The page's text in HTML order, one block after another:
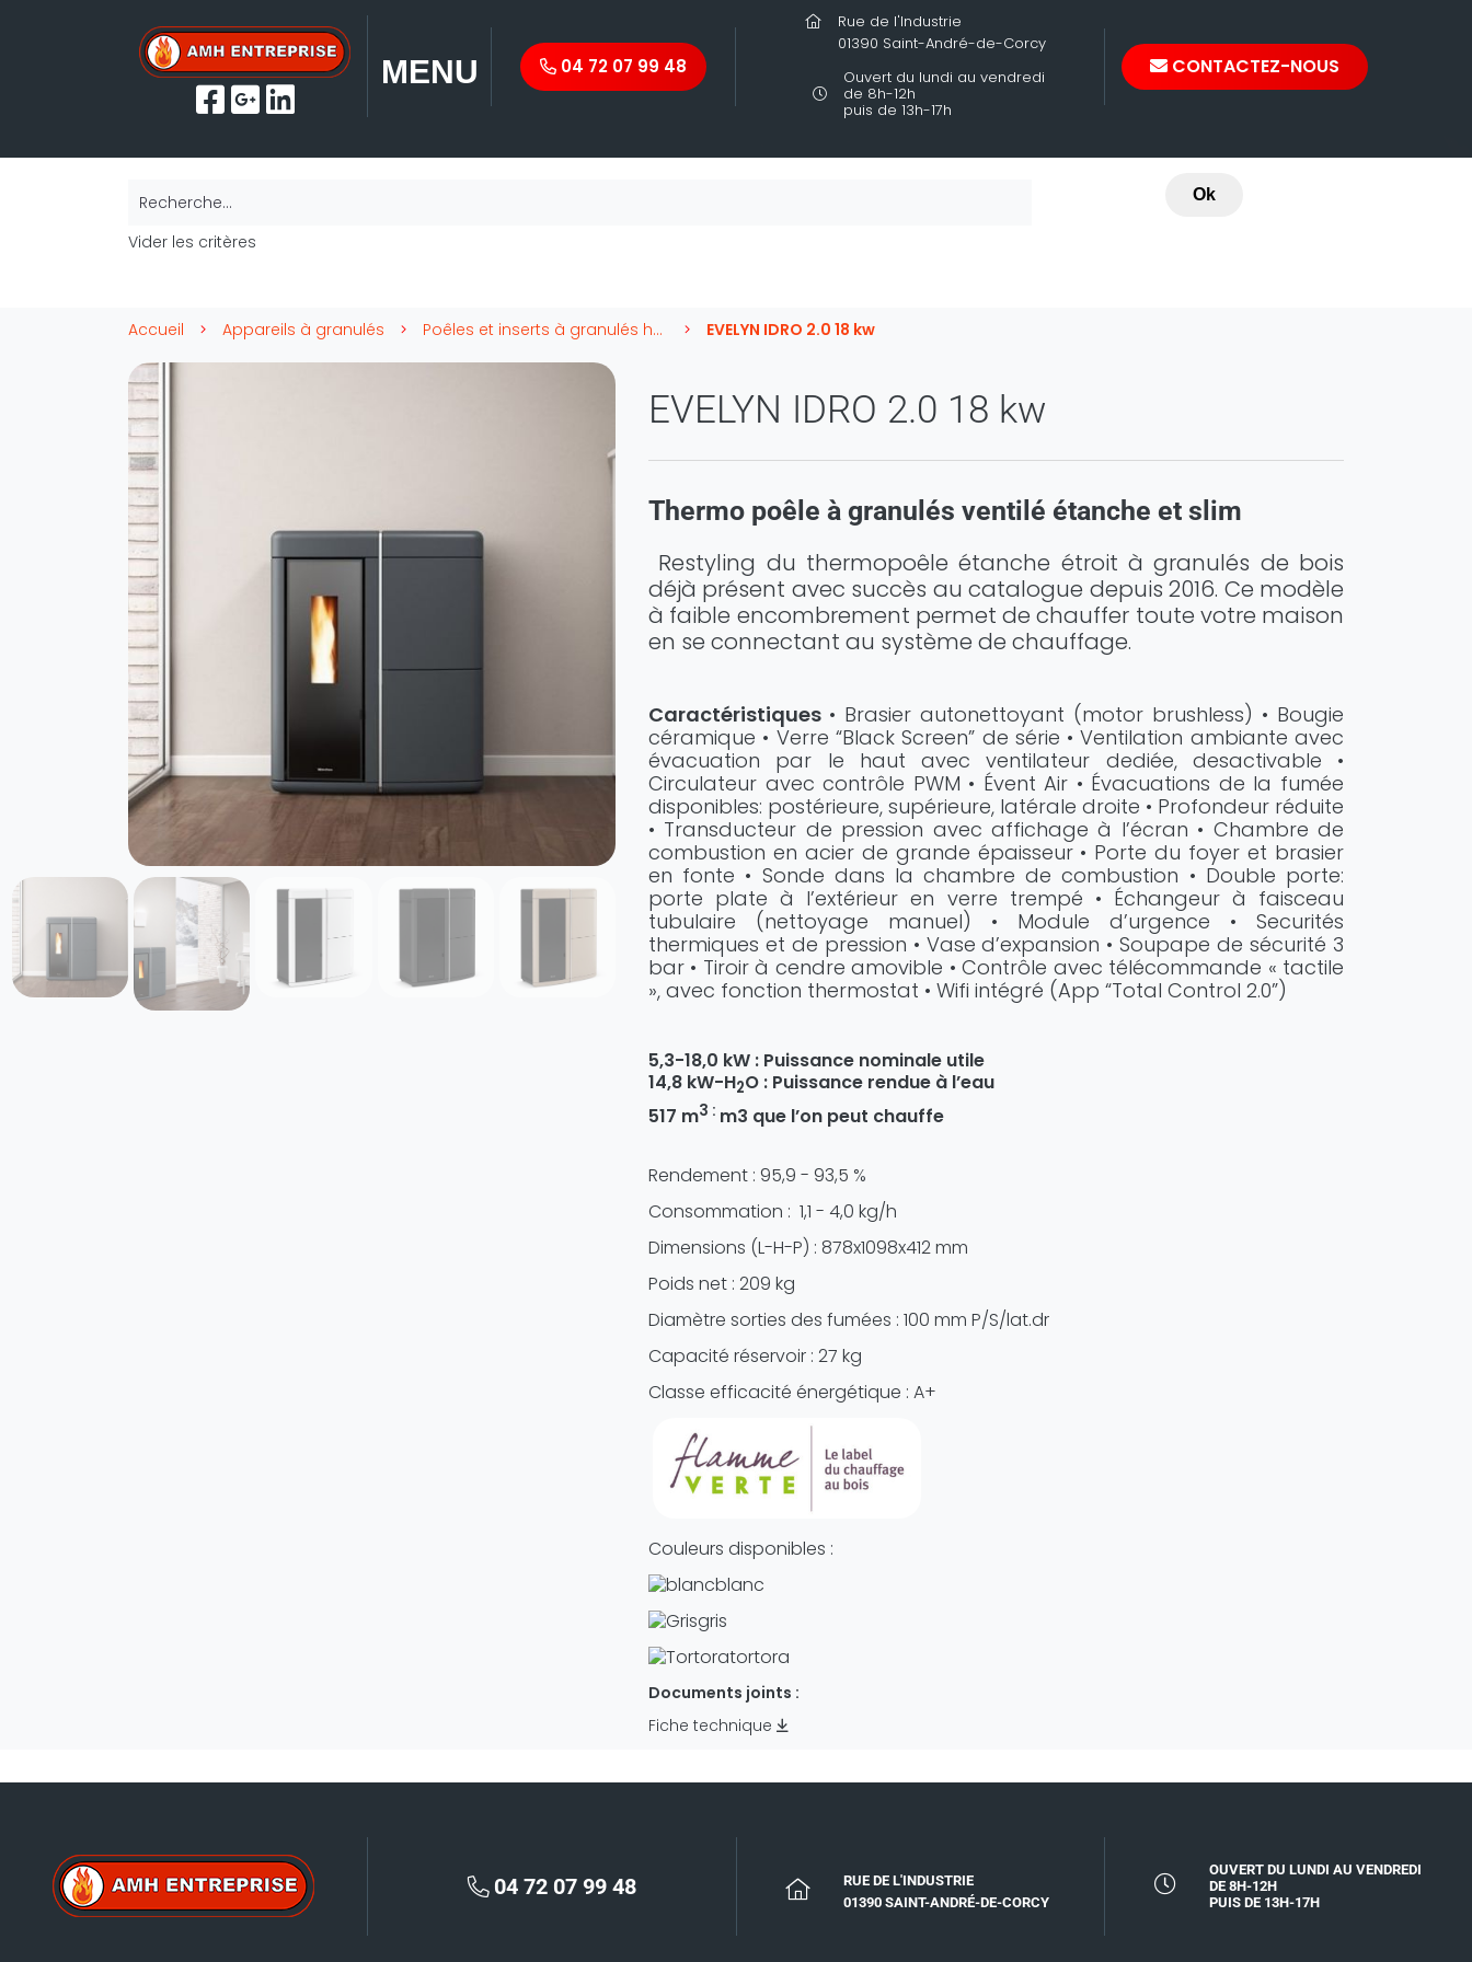
MENU 04 72 07 99 48
Rue de l'Industrie
01390 Saint-André-de-Corcy
Ouvert du lundi au vendredi
de 8h-12h
puis de 13h-17h
CONTACTEZ-NOUS
Recherche... Ok
Vider les critères
Accueil Appareils à granulés Poêles et inserts à granulés hydros Extraflame EVELYN IDRO 2.0 18 kw
EVELYN IDRO 2.0 18 kw
Thermo poêle à granulés ventilé étanche et slim
Restyling du thermopoêle étanche étroit à granulés de bois
déjà présent avec succès au catalogue depuis 2016. Ce modèle
à faible encombrement permet de chauffer toute votre maison
en se connectant au système de chauffage.
Caractéristiques • Brasier autonettoyant (motor brushless) • Bougie
céramique • Verre “Black Screen” de série • Ventilation ambiante avec
évacuation par le haut avec ventilateur dediée, desactivable •
Circulateur avec contrôle PWM • Évent Air • Évacuations de la fumée
disponibles: postérieure, supérieure, latérale droite • Profondeur réduite
• Transducteur de pression avec affichage à l’écran • Chambre de
combustion en acier de grande épaisseur • Porte du foyer et brasier
en fonte • Sonde dans la chambre de combustion • Double porte:
porte plate à l’extérieur en verre trempé • Échangeur à faisceau
tubulaire (nettoyage manuel) • Module d’urgence • Securités
thermiques et de pression • Vase d’expansion • Soupape de sécurité 3
bar • Tiroir à cendre amovible • Contrôle avec télécommande « tactile
», avec fonction thermostat • Wifi intégré (App “Total Control 2.0”)
5,3-18,0 kW : Puissance nominale utile
14,8 kW-H2O : Puissance rendue à l’eau
517 m3 : m3 que l’on peut chauffe
Rendement : 95,9 - 93,5 %
Consommation : 1,1 - 4,0 kg/h
Dimensions (L-H-P) : 878x1098x412 mm
Poids net : 209 kg
Diamètre sorties des fumées : 100 mm P/S/lat.dr
Capacité réservoir : 27 kg
Classe efficacité énergétique : A+
Couleurs disponibles :
blanc
gris
tortora
Documents joints :
Fiche technique
04 72 07 99 48
RUE DE L'INDUSTRIE
01390 SAINT-ANDRÉ-DE-CORCY
OUVERT DU LUNDI AU VENDREDI
DE 8H-12H
PUIS DE 13H-17H